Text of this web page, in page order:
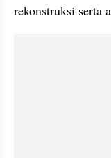
rekonstruksi serta